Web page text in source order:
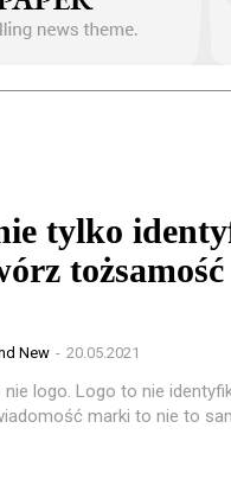
tylko
New - 20.05.2021
logo. Logo to nie
marki to nie to